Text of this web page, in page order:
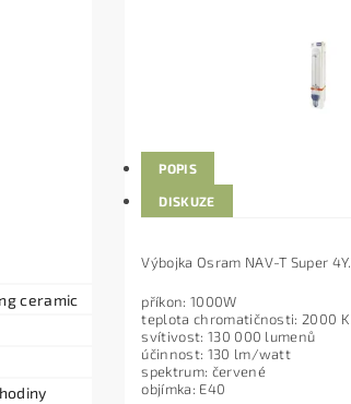
ceramic
POPIS
DISKUZE
Výbojka Osram NAV-T Super 4Y.
příkon: 1000W
teplota chromatičnosti: 2000 K
svítivost: 130 000 lumenů
účinnost: 130 lm/watt
spektrum: červené
objímka: E40